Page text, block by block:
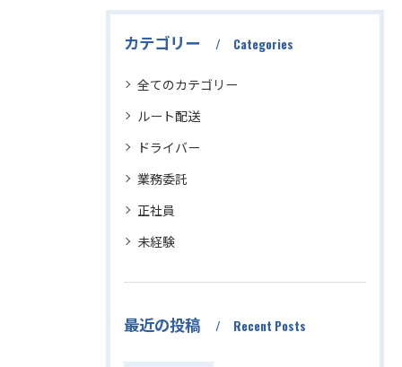
カテゴリー Categories
全てのカテゴリー
ルート配送
ドライバー
業務委託
正社員
未経験
最近の投稿 Recent Posts